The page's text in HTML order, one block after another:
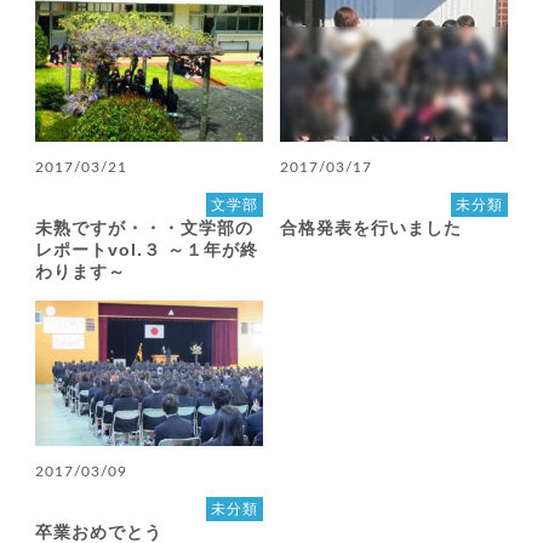
2017/03/21
文学部
未熟ですが・・・文学部の
レポートvol.３ ～１年が終
わります～
2017/03/17
未分類
合格発表を行いました
2017/03/09
未分類
卒業おめでとう